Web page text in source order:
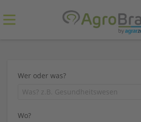
Wer oder was?
Wo?